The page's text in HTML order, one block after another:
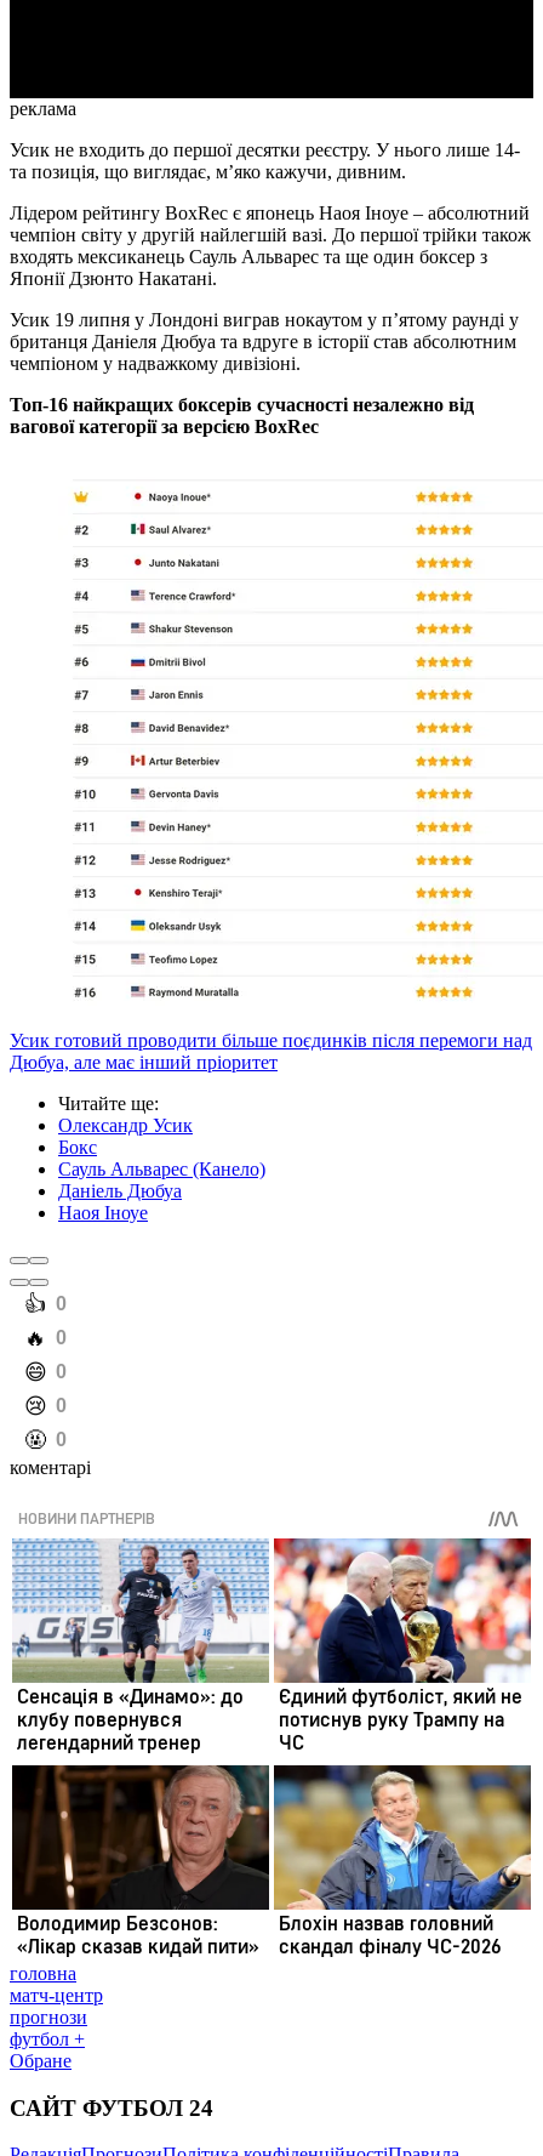
реклама
Усик не входить до першої десятки реєстру. У нього лише 14-
та позиція, що виглядає, м’яко кажучи, дивним.
Лідером рейтингу BoxRec є японець Наоя Іноуе – абсолютний
чемпіон світу у другій найлегшій вазі. До першої трійки також
входять мексиканець Сауль Альварес та ще один боксер з
Японії Дзюнто Накатані.
Усик 19 липня у Лондоні виграв нокаутом у п’ятому раунді у
британця Даніеля Дюбуа та вдруге в історії став абсолютним
чемпіоном у надважкому дивізіоні.
Топ-16 найкращих боксерів сучасності незалежно від
вагової категорії за версією BoxRec
Усик готовий проводити більше поєдинків після перемоги над
Дюбуа, але має інший пріоритет
Читайте ще:
Олександр Усик
Бокс
Сауль Альварес (Канело)
Даніель Дюбуа
Наоя Іноуе
️👍 0
️🔥 0
️😄 0
️😢 0
️🤬 0
коментарі
головна
матч-центр
прогнози
футбол +
Обране
САЙТ ФУТБОЛ 24